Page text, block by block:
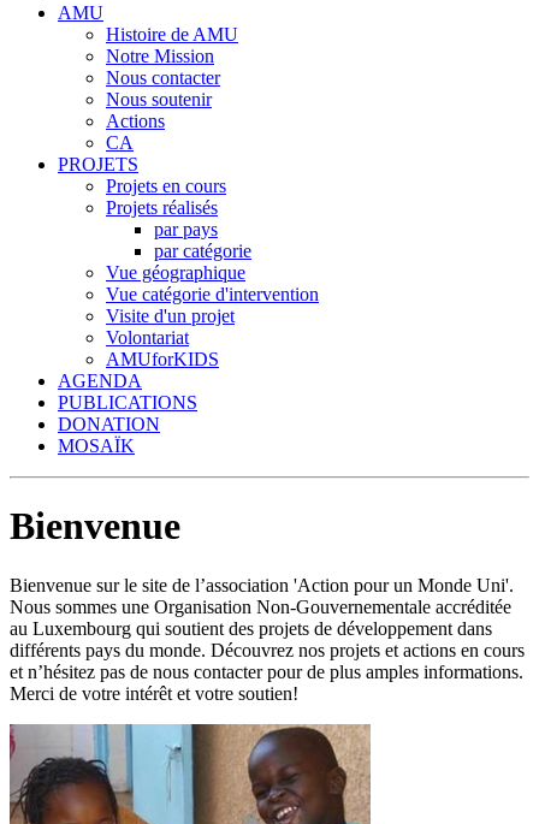
AMU
Histoire de AMU
Notre Mission
Nous contacter
Nous soutenir
Actions
CA
PROJETS
Projets en cours
Projets réalisés
par pays
par catégorie
Vue géographique
Vue catégorie d'intervention
Visite d'un projet
Volontariat
AMUforKIDS
AGENDA
PUBLICATIONS
DONATION
MOSAÏK
Bienvenue
Bienvenue sur le site de l’association 'Action pour un Monde Uni'.
Nous sommes une Organisation Non-Gouvernementale accréditée
au Luxembourg qui soutient des projets de développement dans
différents pays du monde. Découvrez nos projets et actions en cours
et n’hésitez pas de nous contacter pour de plus amples informations.
Merci de votre intérêt et votre soutien!